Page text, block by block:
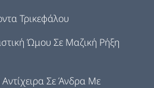
Τρικεφάλου
Ώμου Σε Μαζική Ρήξη
Σε Άνδρα Με